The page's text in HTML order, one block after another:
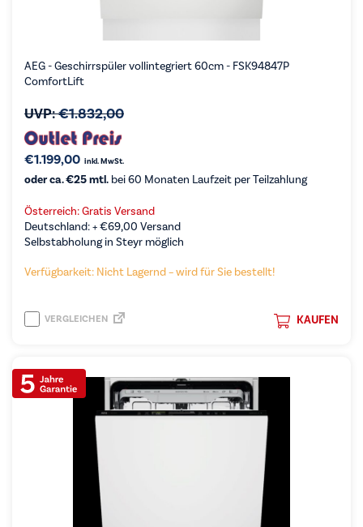
AEG - Geschirrspüler vollintegriert 60cm - FSK94847P
ComfortLift
UVP:€1.832,00
€1.199,00 inkl. MwSt.
oder ca. €25 mtl. bei 60 Monaten Laufzeit per Teilzahlung
Österreich: Gratis Versand
Deutschland: +€69,00 Versand
Selbstabholung in Steyr möglich
Verfügbarkeit: Nicht Lagernd – wird für Sie bestellt!
KAUFEN
VERGLEICHEN